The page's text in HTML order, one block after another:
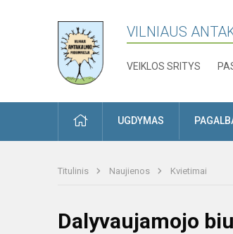
VILNIAUS
VEIKLOS SRITYS
PRADŽIAUGDYMAS
Titulinis Naujienos Kvietimai
Dalyvaujamojo